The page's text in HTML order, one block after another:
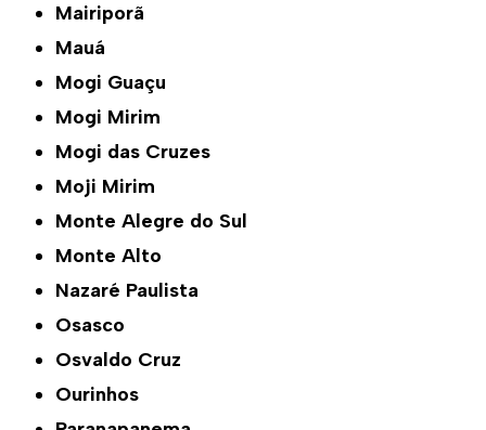
Mairiporã
Mauá
Mogi Guaçu
Mogi Mirim
Mogi das Cruzes
Moji Mirim
Monte Alegre do Sul
Monte Alto
Nazaré Paulista
Osasco
Osvaldo Cruz
Ourinhos